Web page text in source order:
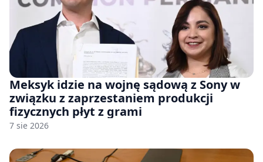
Meksyk idzie na wojnę sądową z Sony w
związku z zaprzestaniem produkcji
fizycznych płyt z grami
7 sie 2026